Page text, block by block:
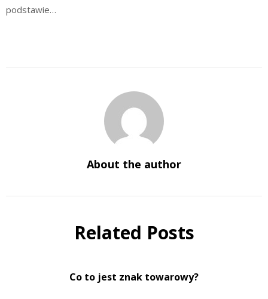
podstawie…
About the author
Related Posts
Co to jest znak towarowy?